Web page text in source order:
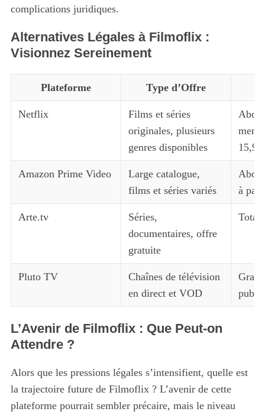
complications juridiques.
Alternatives Légales à Filmoflix :
Visionnez Sereinement
Plateforme Type d’Offre
Netflix
Films et séries
originales, plusieurs
genres disponibles
Amazon Prime Video
Large catalogue,
films et séries variés
à
Arte.tv
Séries,
documentaires, offre
gratuite
Pluto TV
Chaînes de télévision
en direct et VOD
L’Avenir de Filmoflix : Que Peut-on
Attendre ?
Alors que les pressions légales s’intensifient, quelle est
la trajectoire future de Filmoflix ? L’avenir de cette
plateforme pourrait sembler précaire, mais le niveau
f
r